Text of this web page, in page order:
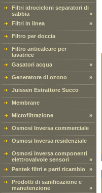
Filtri idrocicloni separatori di
sabbia
»
Filtri in linea
»
Filtro per doccia
Filtro anticalcare per
lavatrice
Gasatori acqua
»
Generatore di ozono »
Juissen Estrattore Succo
Membrane
Microfiltrazione »
Osmosi Inversa commerciale
Osmosi Inversa residenziale
Osmosi inversa componenti
elettrovalvole sensori
»
Pentek filtri e parti ricambio
»
Prodotti di sanificazione e
manutenzione
»